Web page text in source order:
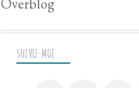
SUIVEZ-MOI
Overblog